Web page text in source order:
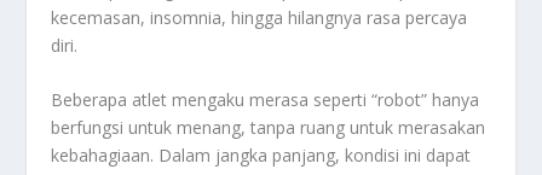
kecemasan, insomnia, hingga hilangnya rasa percaya
diri.
Beberapa atlet mengaku merasa seperti “robot” hanya
berfungsi untuk menang, tanpa ruang untuk merasakan
kebahagiaan. Dalam jangka panjang, kondisi ini dapat